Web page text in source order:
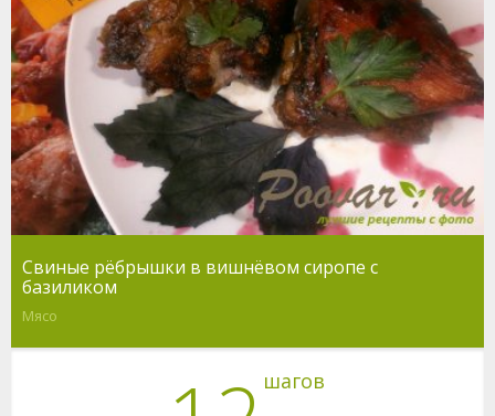
Свиные рёбрышки в вишнёвом сиропе с
базиликом
Мясо
шагов